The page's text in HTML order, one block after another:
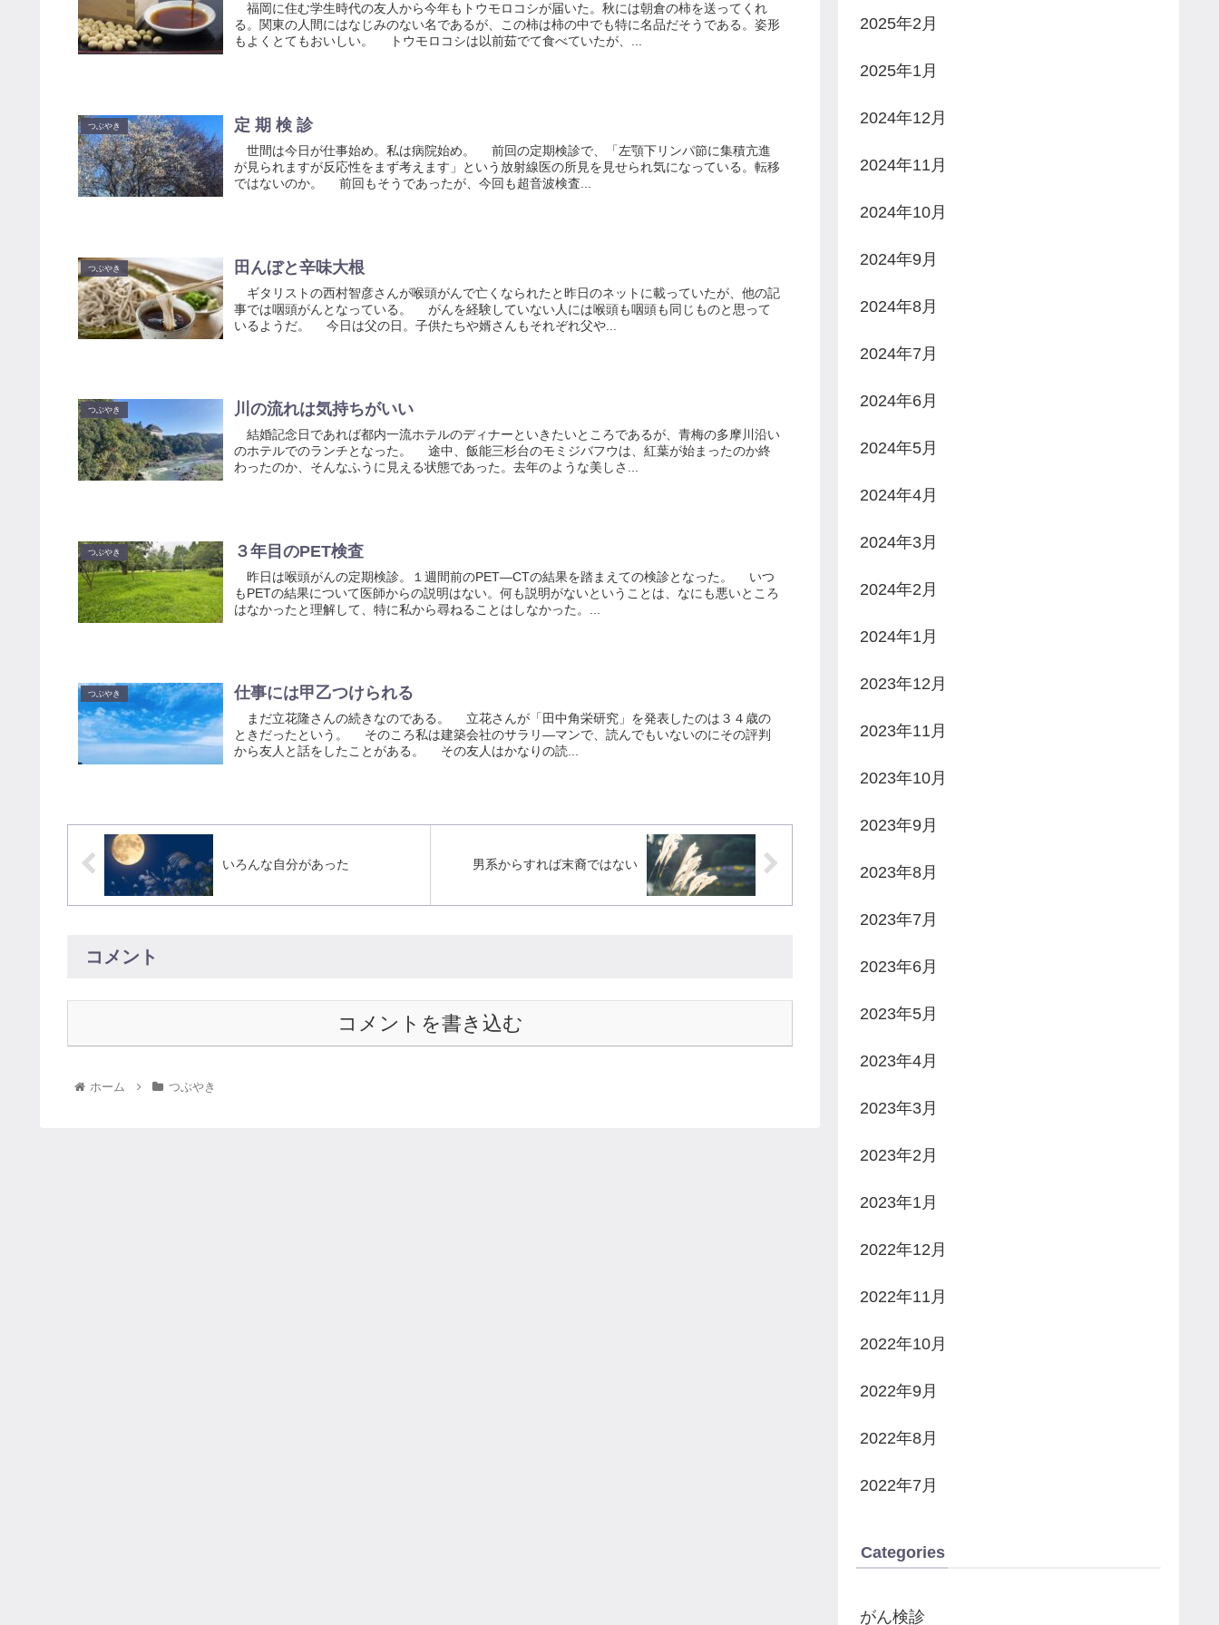
福岡に住む学生時代の友人から今年もトウモロコシが届いた。秋には朝倉の柿を送ってくれ
る。関東の人間にはなじみのない名であるが、この柿は柿の中でも特に名品だそうである。姿形
もよくとてもおいしい。 トウモロコシは以前茹でて食べていたが、...
つぶやき 定 期 検 診
世間は今日が仕事始め。私は病院始め。 前回の定期検診で、「左顎下リンパ節に集積亢進
が見られますが反応性をまず考えます」という放射線医の所見を見せられ気になっている。転移
ではないのか。 前回もそうであったが、今回も超音波検査...
つぶやき 田んぼと辛味大根
ギタリストの西村智彦さんが喉頭がんで亡くなられたと昨日のネットに載っていたが、他の記
事では咽頭がんとなっている。 がんを経験していない人には喉頭も咽頭も同じものと思って
いるようだ。 今日は父の日。子供たちや婿さんもそれぞれ父や...
つぶやき 川の流れは気持ちがいい
結婚記念日であれば都内一流ホテルのディナーといきたいところであるが、青梅の多摩川沿い
のホテルでのランチとなった。 途中、飯能三杉台のモミジバフウは、紅葉が始まったのか終
わったのか、そんなふうに見える状態であった。去年のような美しさ...
つぶやき ３年目のPET検査
昨日は喉頭がんの定期検診。１週間前のPET―CTの結果を踏まえての検診となった。 いつ
もPETの結果について医師からの説明はない。何も説明がないということは、なにも悪いところ
はなかったと理解して、特に私から尋ねることはしなかった。...
つぶやき 仕事には甲乙つけられる
まだ立花隆さんの続きなのである。 立花さんが「田中角栄研究」を発表したのは３４歳の
ときだったという。 そのころ私は建築会社のサラリ―マンで、読んでもいないのにその評判
から友人と話をしたことがある。 その友人はかなりの読...
いろんな自分があった 男系からすれば末裔ではない
コメント
コメントを書き込む
ホーム つぶやき
2025年2月
2025年1月
2024年12月
2024年11月
2024年10月
2024年9月
2024年8月
2024年7月
2024年6月
2024年5月
2024年4月
2024年3月
2024年2月
2024年1月
2023年12月
2023年11月
2023年10月
2023年9月
2023年8月
2023年7月
2023年6月
2023年5月
2023年4月
2023年3月
2023年2月
2023年1月
2022年12月
2022年11月
2022年10月
2022年9月
2022年8月
2022年7月
Categories
がん検診